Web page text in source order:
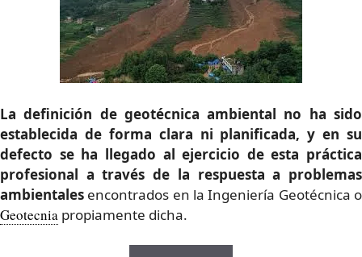
La definición de geotécnica ambiental no ha sido
establecida de forma clara ni planificada, y en su
defecto se ha llegado al ejercicio de esta práctica
profesional a través de la respuesta a problemas
ambientales encontrados en la Ingeniería Geotécnica o
Geotecnia propiamente dicha.